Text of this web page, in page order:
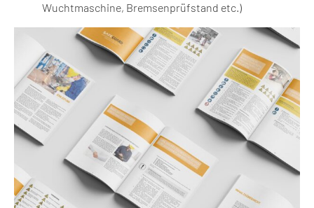
Wuchtmaschine, Bremsenprüfstand etc.)